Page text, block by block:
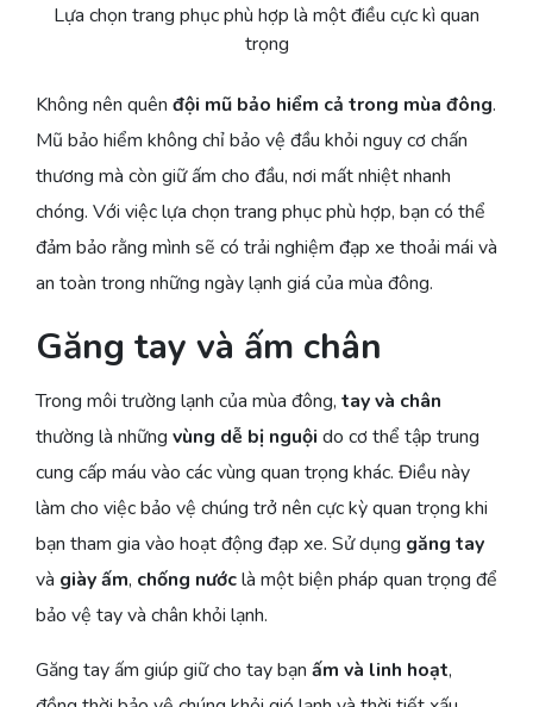
Lựa chọn trang phục phù hợp là một điều cực kì quan
trọng
Không nên quên đội mũ bảo hiểm cả trong mùa đông.
Mũ bảo hiểm không chỉ bảo vệ đầu khỏi nguy cơ chấn
thương mà còn giữ ấm cho đầu, nơi mất nhiệt nhanh
chóng. Với việc lựa chọn trang phục phù hợp, bạn có thể
đảm bảo rằng mình sẽ có trải nghiệm đạp xe thoải mái và
an toàn trong những ngày lạnh giá của mùa đông.
Găng tay và ấm chân
Trong môi trường lạnh của mùa đông, tay và chân
thường là những vùng dễ bị nguội do cơ thể tập trung
cung cấp máu vào các vùng quan trọng khác. Điều này
làm cho việc bảo vệ chúng trở nên cực kỳ quan trọng khi
bạn tham gia vào hoạt động đạp xe. Sử dụng găng tay
và giày ấm, chống nướclà một biện pháp quan trọng để
bảo vệ tay và chân khỏi lạnh.
Găng tay ấm giúp giữ cho tay bạn ấm và linh hoạt,